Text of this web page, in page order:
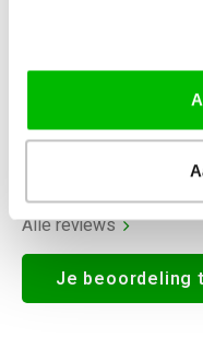
Alle reviews
Je beoordeling